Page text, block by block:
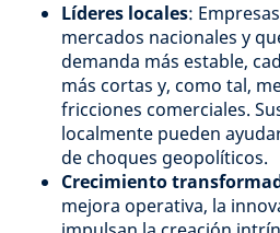
Líderes locales:
mercados nacionales y
demanda más estable,
más cortas y, como tal,
fricciones comerciales.
localmente pueden
de choques geopolíticos.
Crecimiento
mejora operativa, la